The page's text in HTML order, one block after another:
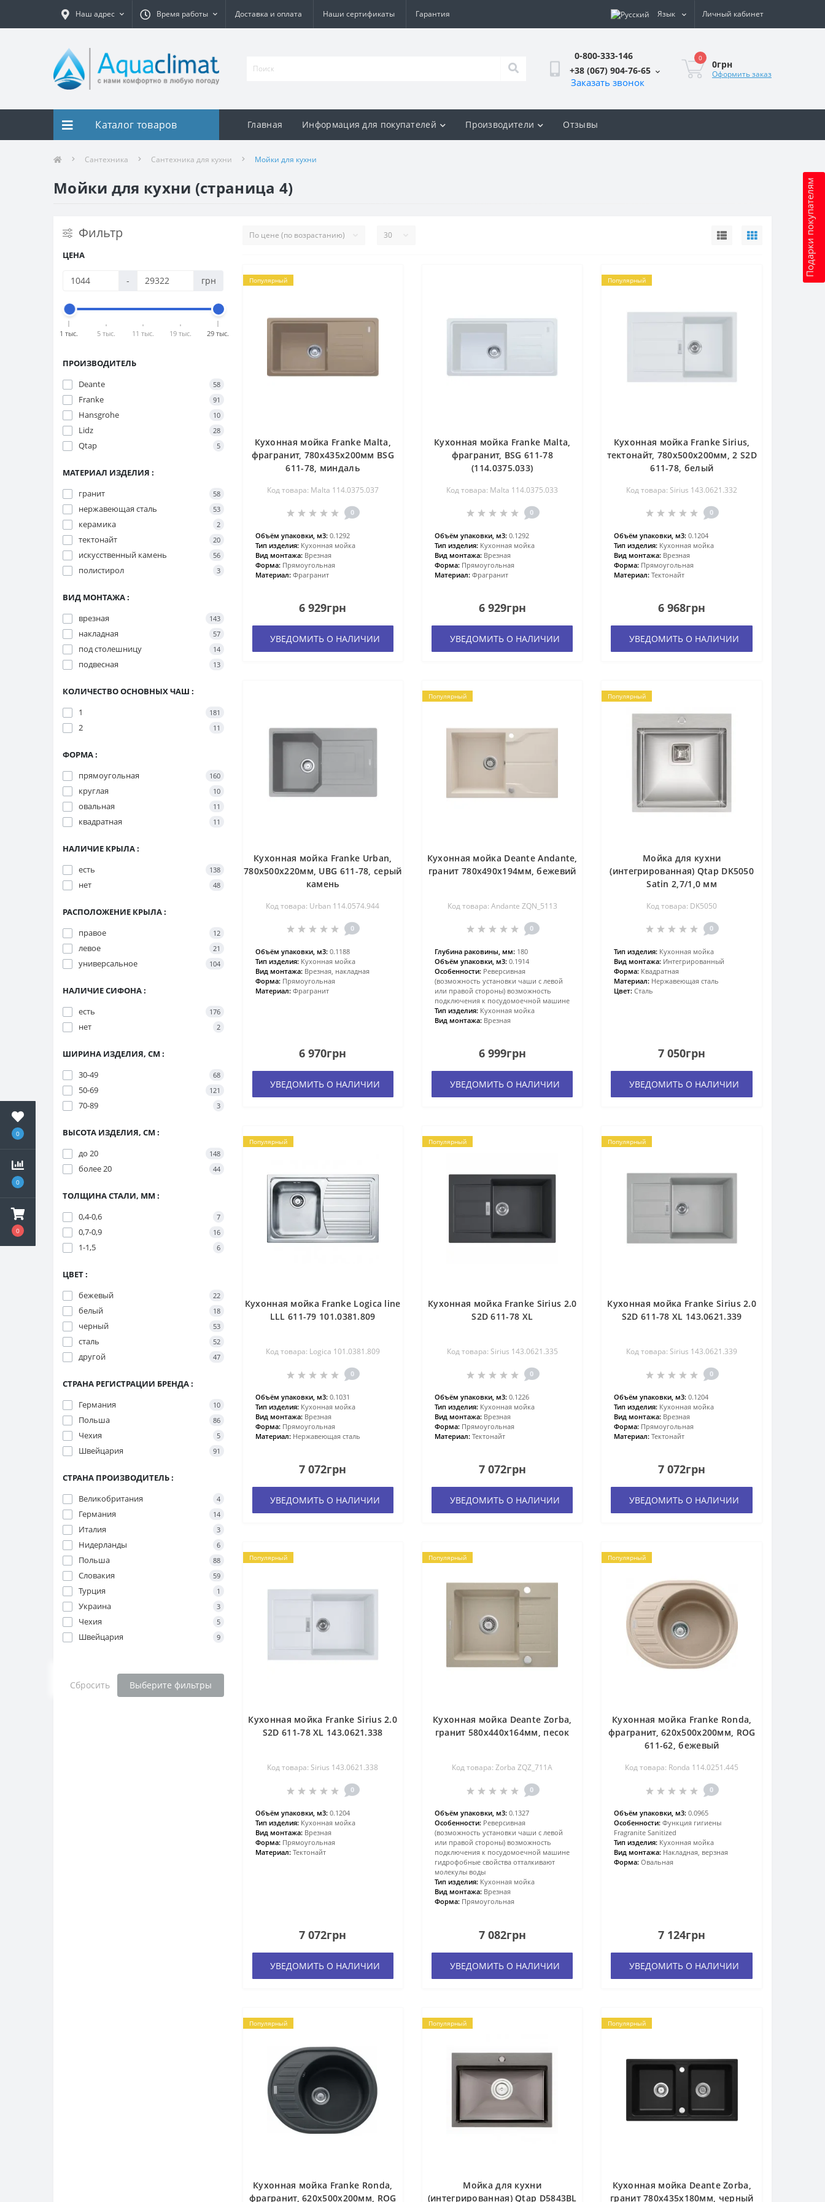
0
0
0
Наш адрес Время работы Доставка и оплата Наши сертификаты Гарантия Язык Личный кабинет
0-800-333-146
+38 (067) 904-76-65
Заказать звонок
0
0грн
Оформить заказ
Подарки покупателям
Каталог товаров Главная Информация для покупателей Производители Отзывы
Сантехника Сантехника для кухни Мойки для кухни
Мойки для кухни (страница 4)
Фильтр
ЦЕНА
- грн
1 тыс. 5 тыс. 11 тыс. 19 тыс. 29 тыс.
ПРОИЗВОДИТЕЛЬ
Deante
58
Franke 91
Hansgrohe 10
Lidz 28
Qtap 5
МАТЕРИАЛ ИЗДЕЛИЯ :
гранит
58
нержавеющая сталь 53
керамика 2
тектонайт 20
искусственный камень 56
полистирол 3
ВИД МОНТАЖА :
врезная
143
накладная 57
под столешницу 14
подвесная 13
КОЛИЧЕСТВО ОСНОВНЫХ ЧАШ :
1
181
2 11
ФОРМА :
прямоугольная
160
круглая 10
овальная 11
квадратная 11
НАЛИЧИЕ КРЫЛА :
есть
138
нет 48
РАСПОЛОЖЕНИЕ КРЫЛА :
правое
12
левое 21
универсальное 104
НАЛИЧИЕ СИФОНА :
есть
176
нет 2
ШИРИНА ИЗДЕЛИЯ, СМ :
30-49
68
50-69 121
70-89 3
ВЫСОТА ИЗДЕЛИЯ, СМ :
до 20
148
более 20 44
ТОЛЩИНА СТАЛИ, ММ :
0,4-0,6
7
0,7-0,9 16
1-1,5 6
ЦВЕТ :
бежевый
22
белый 18
черный 53
сталь 52
другой 47
СТРАНА РЕГИСТРАЦИИ БРЕНДА :
Германия
10
Польша 86
Чехия 5
Швейцария 91
СТРАНА ПРОИЗВОДИТЕЛЬ :
Великобритания
4
Германия 14
Италия 3
Нидерланды 6
Польша 88
Словакия 59
Турция 1
Украина 3
Чехия 5
Швейцария 9
Сбросить Выберите фильтры
Популярный
Кухонная мойка Franke Malta,
фрагранит, 780х435х200мм BSG
611-78, миндаль
Код товара: Malta 114.0375.037
0
Объём упаковки, м3: 0.1292
Тип изделия: Кухонная мойка
Вид монтажа: Врезная
Форма: Прямоугольная
Материал: Фрагранит
6 929грн
УВЕДОМИТЬ О НАЛИЧИИ
Кухонная мойка Franke Malta,
фрагранит, BSG 611-78
(114.0375.033)
Код товара: Malta 114.0375.033
0
Объём упаковки, м3: 0.1292
Тип изделия: Кухонная мойка
Вид монтажа: Врезная
Форма: Прямоугольная
Материал: Фрагранит
6 929грн
УВЕДОМИТЬ О НАЛИЧИИ
Популярный
Кухонная мойка Franke Sirius,
тектонайт, 780х500х200мм, 2 S2D
611-78, белый
Код товара: Sirius 143.0621.332
0
Объём упаковки, м3: 0.1204
Тип изделия: Кухонная мойка
Вид монтажа: Врезная
Форма: Прямоугольная
Материал: Тектонайт
6 968грн
УВЕДОМИТЬ О НАЛИЧИИ
Кухонная мойка Franke Urban,
780х500х220мм, UBG 611-78, серый
камень
Код товара: Urban 114.0574.944
0
Объём упаковки, м3: 0.1188
Тип изделия: Кухонная мойка
Вид монтажа: Врезная, накладная
Форма: Прямоугольная
Материал: Фрагранит
6 970грн
УВЕДОМИТЬ О НАЛИЧИИ
Популярный
Кухонная мойка Deante Andante,
гранит 780х490х194мм, бежевий
Код товара: Andante ZQN_5113
0
Глубина раковины, мм: 180
Объём упаковки, м3: 0.1914
Особенности: Реверсивная
(возможность установки чаши с левой
или правой стороны) возможность
подключения к посудомоечной машине
Тип изделия: Кухонная мойка
Вид монтажа: Врезная
6 999грн
УВЕДОМИТЬ О НАЛИЧИИ
Популярный
Мойка для кухни
(интегрированная) Qtap DK5050
Satin 2,7/1,0 мм
Код товара: DK5050
0
Тип изделия: Кухонная мойка
Вид монтажа: Интегрированный
Форма: Квадратная
Материал: Нержавеющая сталь
Цвет: Сталь
7 050грн
УВЕДОМИТЬ О НАЛИЧИИ
Популярный
Кухонная мойка Franke Logica line
LLL 611-79 101.0381.809
Код товара: Logica 101.0381.809
0
Объём упаковки, м3: 0.1031
Тип изделия: Кухонная мойка
Вид монтажа: Врезная
Форма: Прямоугольная
Материал: Нержавеющая сталь
7 072грн
УВЕДОМИТЬ О НАЛИЧИИ
Популярный
Кухонная мойка Franke Sirius 2.0
S2D 611-78 XL
Код товара: Sirius 143.0621.335
0
Объём упаковки, м3: 0.1226
Тип изделия: Кухонная мойка
Вид монтажа: Врезная
Форма: Прямоугольная
Материал: Тектонайт
7 072грн
УВЕДОМИТЬ О НАЛИЧИИ
Популярный
Кухонная мойка Franke Sirius 2.0
S2D 611-78 XL 143.0621.339
Код товара: Sirius 143.0621.339
0
Объём упаковки, м3: 0.1204
Тип изделия: Кухонная мойка
Вид монтажа: Врезная
Форма: Прямоугольная
Материал: Тектонайт
7 072грн
УВЕДОМИТЬ О НАЛИЧИИ
Популярный
Кухонная мойка Franke Sirius 2.0
S2D 611-78 XL 143.0621.338
Код товара: Sirius 143.0621.338
0
Объём упаковки, м3: 0.1204
Тип изделия: Кухонная мойка
Вид монтажа: Врезная
Форма: Прямоугольная
Материал: Тектонайт
7 072грн
УВЕДОМИТЬ О НАЛИЧИИ
Популярный
Кухонная мойка Deante Zorba,
гранит 580х440х164мм, песок
Код товара: Zorba ZQZ_711A
0
Объём упаковки, м3: 0.1327
Особенности: Реверсивная
(возможность установки чаши с левой
или правой стороны) возможность
подключения к посудомоечной машине
гидрофобные свойства отталкивают
молекулы воды
Тип изделия: Кухонная мойка
Вид монтажа: Врезная
Форма: Прямоугольная
7 082грн
УВЕДОМИТЬ О НАЛИЧИИ
Популярный
Кухонная мойка Franke Ronda,
фрагранит, 620х500х200мм, ROG
611-62, бежевый
Код товара: Ronda 114.0251.445
0
Объём упаковки, м3: 0.0965
Особенности: Функция гигиены
Fragranite Sanitized
Тип изделия: Кухонная мойка
Вид монтажа: Накладная, верзная
Форма: Овальная
7 124грн
УВЕДОМИТЬ О НАЛИЧИИ
Популярный
Кухонная мойка Franke Ronda,
фрагранит, 620х500х200мм, ROG
Популярный
Мойка для кухни
(интегрированная) Qtap D5843BL
Популярный
Кухонная мойка Deante Zorba,
гранит 780х435х180мм, черный